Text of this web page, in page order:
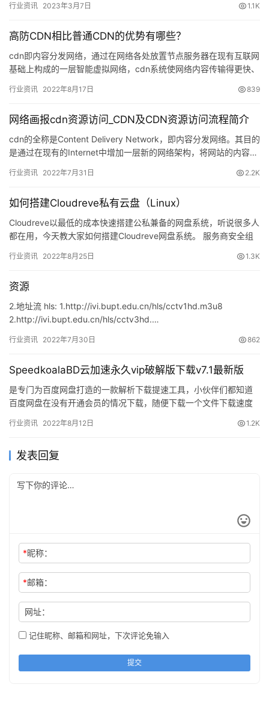
行业资讯 2023年3月7日 1.1K
高防CDN相比普通CDN的优势有哪些？
cdn即内容分发网络，通过在网络各处放置节点服务器在现有互联网
基础上构成的一层智能虚拟网络，cdn系统使网络内容传输得更快、
行业资讯 2022年8月17日 839
网络画报cdn资源访问_CDN及CDN资源访问流程简介
cdn的全称是Content Delivery Network，即内容分发网络。其目的
是通过在现有的Internet中增加一层新的网络架构，将网站的内容…
行业资讯 2022年7月31日 2.2K
如何搭建Cloudreve私有云盘（Linux）
Cloudreve以最低的成本快速搭建公私兼备的网盘系统，听说很多人
都在用，今天教大家如何搭建Cloudreve网盘系统。 服务商安全组
行业资讯 2022年8月25日 1.3K
资源
2.地址流 hls: 1.http://ivi.bupt.edu.cn/hls/cctv1hd.m3u8
2.http://ivi.bupt.edu.cn/hls/cctv3hd.…
行业资讯 2022年7月30日 862
SpeedkoalaBD云加速永久vip破解版下载v7.1最新版
是专门为百度网盘打造的一款解析下载提速工具，小伙伴们都知道
百度网盘在没有开通会员的情况下载，随便下载一个文件下载速度
在…
行业资讯 2022年8月12日 1.2K
发表回复
*昵称：
*邮箱：
网址：
记住昵称、邮箱和网址，下次评论免输入
提交